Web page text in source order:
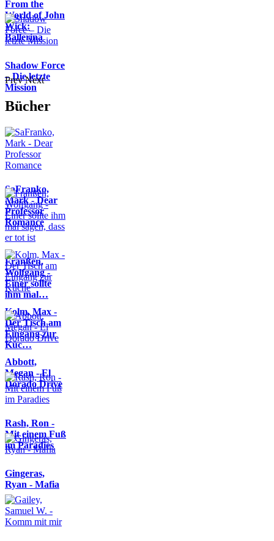
From the
World of John
Wick:
Ballerina
Shadow Force
– Die letzte
Mission
Prev Next
Bücher
SaFranko,
Mark - Dear
Professor
Romance
Franßen,
Wolfgang -
Einer sollte
ihm mal…
Kolm, Max -
Der Tisch am
Eingang zur
Küc…
Abbott,
Megan - El
Dorado Drive
Rash, Ron -
Mit einem Fuß
im Paradies
Gingeras,
Ryan - Mafia